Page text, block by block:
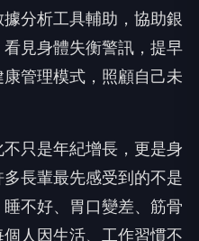
分析工具輔助，協助銀
見身體失衡警訊，提早
管理模式，照顧自己未
只是年紀增長，更是身
長輩最先感受到的不是
不好、胃口變差、筋骨
人因生活、工作習慣不